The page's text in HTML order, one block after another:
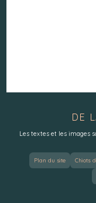
DE
Les textes et les images
Plan du site Chiots